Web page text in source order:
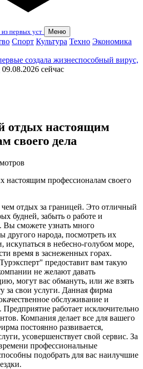
первых уст Меню
Спорт Культура Техно Экономика
создала жизнеспособный вирус,
09.08.2026 сейчас
отдых настоящим
своего дела
отдых за границей. Это отличный
будней, забыть о работе и
Вы сможете узнать много
другого народа, посмотреть их
искупаться в небесно-голубом море,
время в заснеженных горах.
предоставит вам такую
не желают давать
могут вас обмануть, или же взять
за свои услуги. Данная фирма
обслуживание и
работает исключительно
Компания делает все для вашего
постоянно развивается,
усовершенствует свой сервис. За
профессиональные
подобрать для вас наилучшие